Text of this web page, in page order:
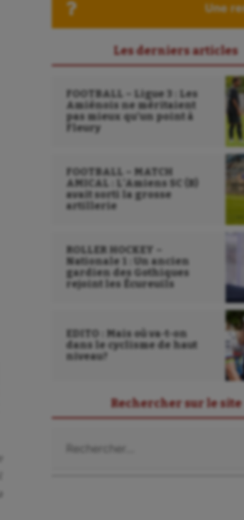
Une
Les derniers articles
FOOTBALL – Ligue 3 : Les
Amiénois ne méritaient
pas mieux qu’un point à
Fleury
FOOTBALL – MATCH
AMICAL : L’Amiens SC (B)
avait sorti la grosse
artillerie
ROLLER HOCKEY –
Nationale 1 : Un ancien
gardien des Gothiques
rejoint les Écureuils
EDITO : Mais où va-t-on
dans le cyclisme de haut
niveau?
Rechercher sur le site